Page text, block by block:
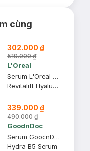
cùng
302.000 ₫
519.000 ₫
L'Oreal
Serum L'Oreal Hyaluronic Acid Cấp Ẩm Sáng Da 30ml
Revitalift Hyaluronic Acid 1.5% Hyaluron Serum
339.000 ₫
490.000 ₫
GoodnDoc
Serum GoodnDoc Dưỡng Ẩm, Hỗ Trợ Phục Hồi Da 30ml
Hydra B5 Serum